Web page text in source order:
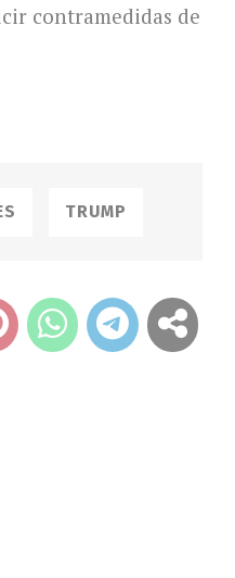
contramedidas de
TRUMP